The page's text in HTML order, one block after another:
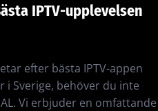
IPTV-upplevelsen
efter bästa IPTV-appen
i Sverige, behöver du inte
Vi erbjuder en omfattande